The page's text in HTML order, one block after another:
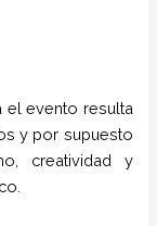
el evento resulta
y por supuesto
creatividad y